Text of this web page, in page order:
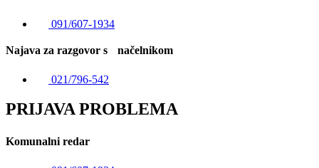
091/607-1934
Najava za razgovor s načelnikom
021/796-542
PRIJAVA PROBLEMA
Komunalni redar